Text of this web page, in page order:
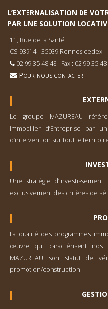
L’EXTERNALISATION DE
PAR UNE SOLUTION
11, Rue de la Santé
CS 93914 - 35039 Rennes cedex
02 99 35 48 48 - Fax : 02 99 35
Pour nous contacter
Le groupe MAZUREAU
immobilier d’Entreprise par
d’inter­vention sur tout le
Une stratégie
exclusivement des critères de
La qualité des programmes
œuvre qui caractérisent nos
MAZUREAU son statut de
promotion/construction.